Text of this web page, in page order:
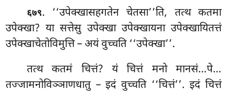
६७९. ‘‘उपेक्खासहगतेनचेतसा’’ति, तत्थ कतमा
उपेक्खा? या सत्तेसु उपेक्खा उपेक्खायना उपेक्खायितत्तं
उपेक्खाचेतोविमुत्ति – अयं वुच्चति ‘‘उपेक्खा’’.
तत्थ कतमं चित्तं? यं चित्तं मनो मानसं…पे…
तज्जामनोविञ्ञाणधातु – इदं वुच्चति ‘‘चित्तं’’. इदं चित्तं